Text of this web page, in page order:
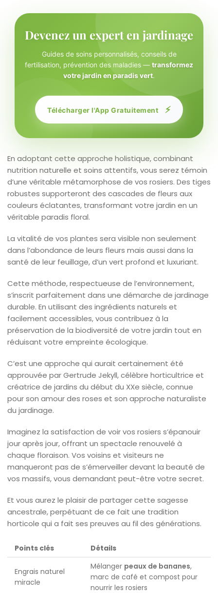
Devenez un expert en jardinage
Guides de soins personnalisés, conseils de
fertilisation, prévention des maladies — transformez
votre jardin en paradis vert.
Télécharger l'App Gratuitement ⚡
En adoptant cette approche holistique, combinant
nutrition naturelle et soins attentifs, vous serez témoin
d’une véritable métamorphose de vos rosiers. Des tiges
robustes supporteront des cascades de fleurs aux
couleurs éclatantes, transformant votre jardin en un
véritable paradis floral.
La vitalité de vos plantes sera visible non seulement
dans l’abondance de leurs fleurs mais aussi dans la
santé de leur feuillage, d’un vert profond et luxuriant.
Cette méthode, respectueuse de l’environnement,
s’inscrit parfaitement dans une démarche de jardinage
durable. En utilisant des ingrédients naturels et
facilement accessibles, vous contribuez à la
préservation de la biodiversité de votre jardin tout en
réduisant votre empreinte écologique.
C’est une approche qui aurait certainement été
approuvée par Gertrude Jekyll, célèbre horticultrice et
créatrice de jardins du début du XXe siècle, connue
pour son amour des roses et son approche naturaliste
du jardinage.
Imaginez la satisfaction de voir vos rosiers s’épanouir
jour après jour, offrant un spectacle renouvelé à
chaque floraison. Vos voisins et visiteurs ne
manqueront pas de s’émerveiller devant la beauté de
vos massifs, vous demandant peut-être votre secret.
Et vous aurez le plaisir de partager cette sagesse
ancestrale, perpétuant de ce fait une tradition
horticole qui a fait ses preuves au fil des générations.
Points clés Détails
Engrais naturel
miracle
Mélanger peaux de bananes,
marc de café et compost pour
nourrir les rosiers